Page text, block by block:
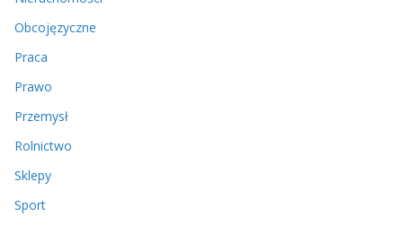
Obcojęzyczne
Praca
Prawo
Przemysł
Rolnictwo
Sklepy
Sport